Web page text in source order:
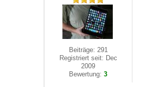
Beiträge: 291
Registriert seit: Dec
2009
Bewertung:3